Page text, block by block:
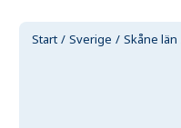
Start Sverige Skåne län